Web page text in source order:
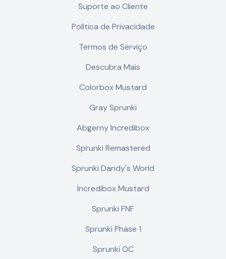
Suporte ao Cliente
Política de Privacidade
Termos de Serviço
Descubra Mais
Colorbox Mustard
Gray Sprunki
Abgerny Incredibox
Sprunki Remastered
Sprunki Dandy's World
Incredibox Mustard
Sprunki FNF
Sprunki Phase 1
Sprunki OC